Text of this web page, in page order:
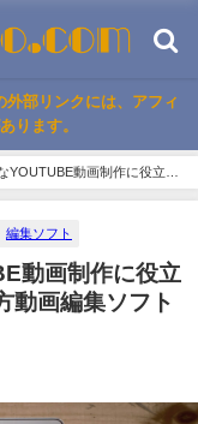
部リンクには、アフィ
ります。
YOUTUBE動画制作に役立つ
い方
編集ソフト
動画制作に役立
動画編集ソフト